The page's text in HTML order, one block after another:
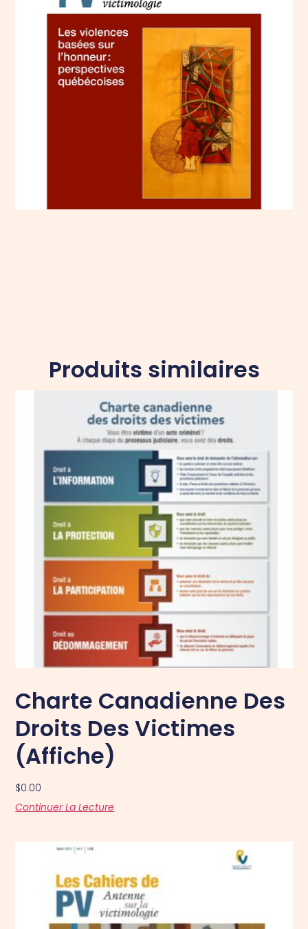
Produits similaires
Charte Canadienne Des
Droits Des Victimes
(affiche)
$0.00
Continuer La Lecture